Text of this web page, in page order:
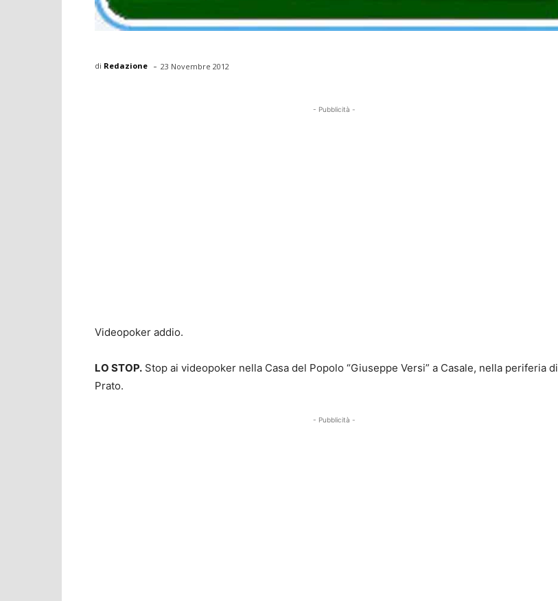
di Redazione - 23 Novembre 2012
- Pubblicità -
Videopoker addio.
LO STOP. Stop ai videopoker nella Casa del Popolo “Giuseppe Versi” a Casale, nella periferia di
Prato.
- Pubblicità -